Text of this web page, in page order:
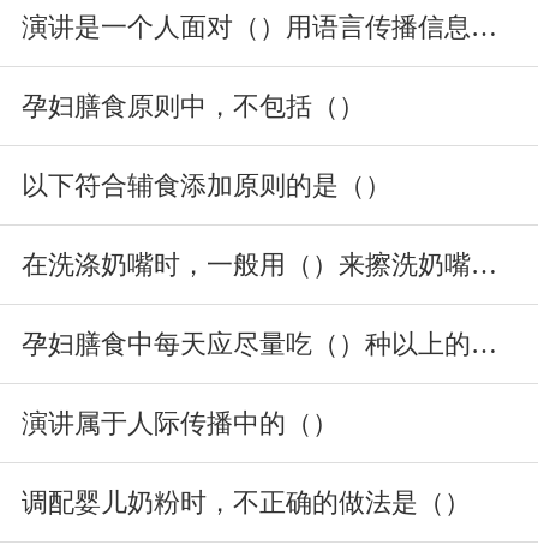
演讲是一个人面对（）用语言传播信息的过程。
孕妇膳食原则中，不包括（）
以下符合辅食添加原则的是（）
在洗涤奶嘴时，一般用（）来擦洗奶嘴的里面。
孕妇膳食中每天应尽量吃（）种以上的食物。
演讲属于人际传播中的（）
调配婴儿奶粉时，不正确的做法是（）